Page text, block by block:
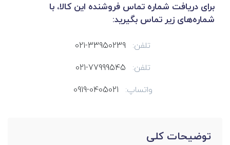
برای دریافت شماره تماس فروشنده این کالا، با
شماره‌های زیر تماس بگیرید:
تلفن:
021-33950239
تلفن:
021-77999545
واتساپ:
0919-0405021
توضیحات کلی